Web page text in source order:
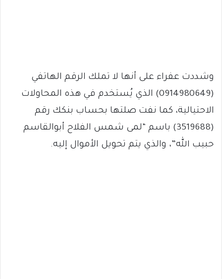
وشددت عفراء على أنها لا تملك الرقم الهاتفي
(0914980649) الذي يُستخدم في هذه المحاولات
الاحتيالية، كما نفت صلتها بحساب بنكك رقم
(3519688) باسم “لمى شمس الفلاح أبوالقاسم
حبيب الله”، والذي يتم تحويل الأموال إليه.